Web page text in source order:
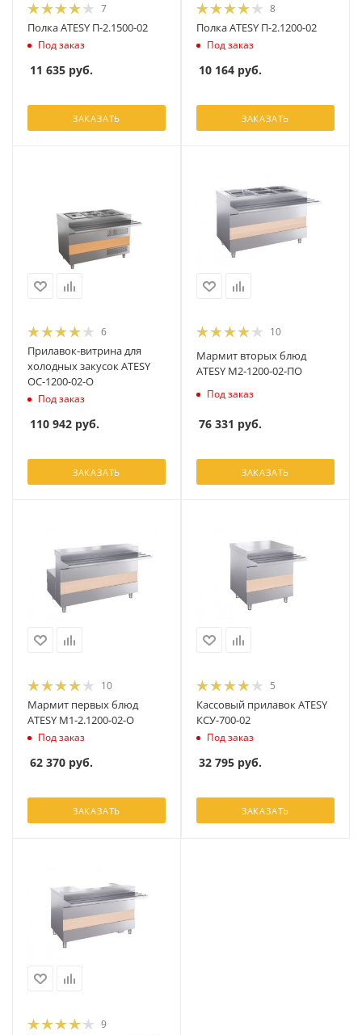
7
Полка ATESY П-2.1500-02
Под заказ
11 635 руб.
ЗАКАЗАТЬ
8
Полка ATESY П-2.1200-02
Под заказ
10 164 руб.
ЗАКАЗАТЬ
6
Прилавок-витрина для
холодных закусок ATESY
ОС-1200-02-О
Под заказ
110 942 руб.
ЗАКАЗАТЬ
10
Мармит вторых блюд
ATESY М2-1200-02-ПО
Под заказ
76 331 руб.
ЗАКАЗАТЬ
10
Мармит первых блюд
ATESY М1-2.1200-02-О
Под заказ
62 370 руб.
ЗАКАЗАТЬ
5
Кассовый прилавок ATESY
КСУ-700-02
Под заказ
32 795 руб.
ЗАКАЗАТЬ
9